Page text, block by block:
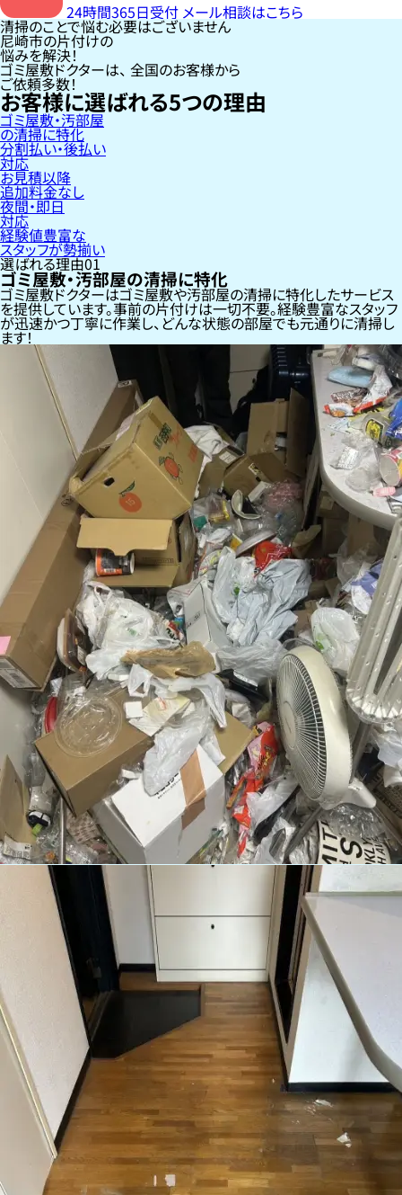
24時間365日受付 メール相談はこちら
清掃のことで悩む必要はございません
尼崎市の片付けの
悩みを解決！
ゴミ屋敷ドクターは、 全国のお客様から
ご依頼多数！
お客様に選ばれる5つの理由
ゴミ屋敷・汚部屋
の清掃に特化
分割払い・後払い
対応
お見積以降
追加料金なし
夜間・即日
対応
経験値豊富な
スタッフが勢揃い
選ばれる理由01
ゴミ屋敷・汚部屋の清掃に特化
ゴミ屋敷ドクターはゴミ屋敷や汚部屋の清掃に特化したサービス
を提供しています。事前の片付けは一切不要。経験豊富なスタッフ
が迅速かつ丁寧に作業し、どんな状態の部屋でも元通りに清掃し
ます！